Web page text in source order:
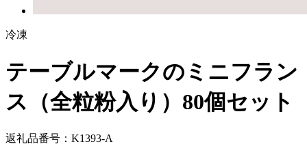
冷凍
テーブルマークのミニフラン
ス（全粒粉入り）80個セット
返礼品番号：K1393-A